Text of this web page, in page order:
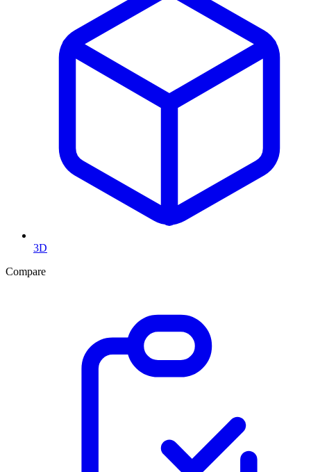
3D
Compare